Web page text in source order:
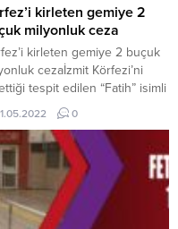
ve polis...
kirleten gemiye 2
milyonluk ceza
kirleten gemiye 2 buçuk
cezaİzmit Körfezi’ni
tespit edilen “Fatih” isimli
bandıralı gemiye 2 milyon
bin 568 lira para cezası
Kirliliğin denizde
önlemek için
önlem alındı.
0